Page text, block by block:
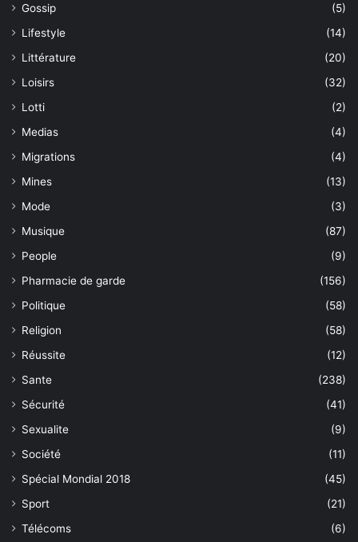
Gossip
(5)
Lifestyle
(14)
Littérature
(20)
Loisirs
(32)
Lotti
(2)
Medias
(4)
Migrations
(4)
Mines
(13)
Mode
(3)
Musique
(87)
People
(9)
Pharmacie de garde
(156)
Politique
(58)
Religion
(58)
Réussite
(12)
Sante
(238)
Sécurité
(41)
Sexualite
(9)
Société
(11)
Spécial Mondial 2018
(45)
Sport
(21)
Télécoms
(6)